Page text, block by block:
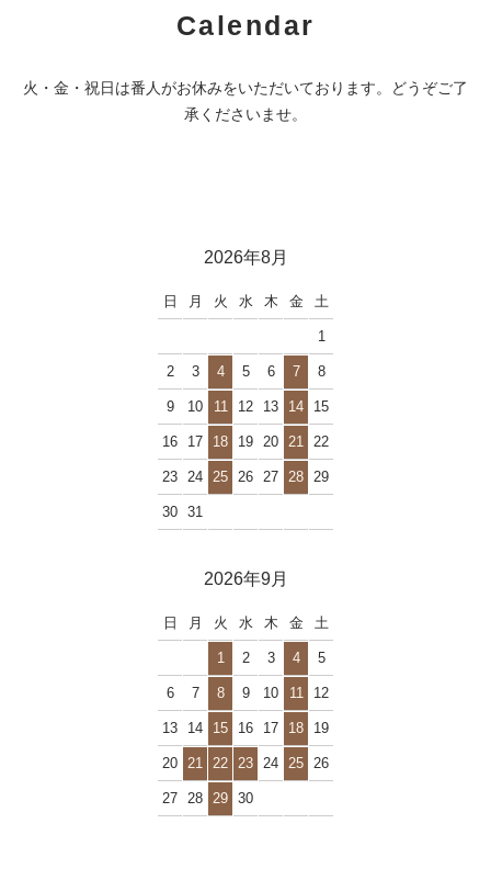
Calendar
火・金・祝日は番人がお休みをいただいております。どうぞご了
承くださいませ。
2026年8月
日 月 火 水 木 金 土
1
2 3 4 5 6 7 8
9 10 11 12 13 14 15
16 17 18 19 20 21 22
23 24 25 26 27 28 29
30 31
2026年9月
日 月 火 水 木 金 土
1 2 3 4 5
6 7 8 9 10 11 12
13 14 15 16 17 18 19
20 21 22 23 24 25 26
27 28 29 30